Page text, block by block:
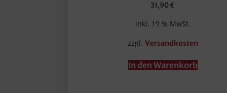
31,90 €
inkl. 19 % MwSt.
zzgl. Versandkosten
In den Warenkorb